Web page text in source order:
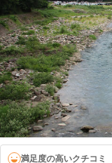
満足度の高いクチコミ